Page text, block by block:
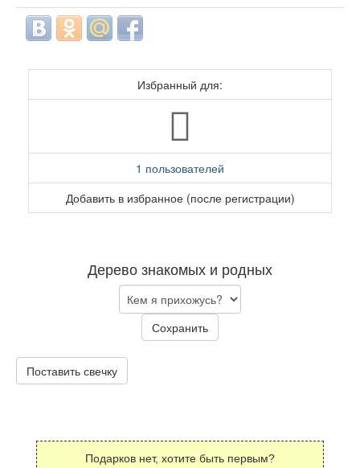
Избранный для:
1 пользователей
Добавить в избранное (после регистрации)
Дерево знакомых и родных
Сохранить
Поставить свечку
Подарков нет, хотите быть первым?